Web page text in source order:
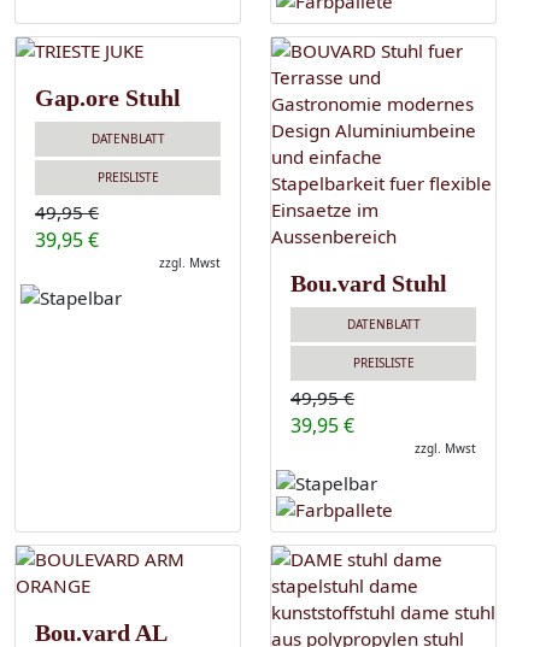
Gap.ore Stuhl
DATENBLATT
PREISLISTE
49,95 €
39,95 €
zzgl. Mwst
Bou.vard Stuhl
DATENBLATT
PREISLISTE
49,95 €
39,95 €
zzgl. Mwst
Bou.vard AL